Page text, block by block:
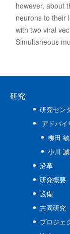
however, about
neurons to their
with two viral
Simultaneous
研究
研究セン
アドバイ
柳田
小川
沿革
研究概要
設備
共同研究
プロジェ